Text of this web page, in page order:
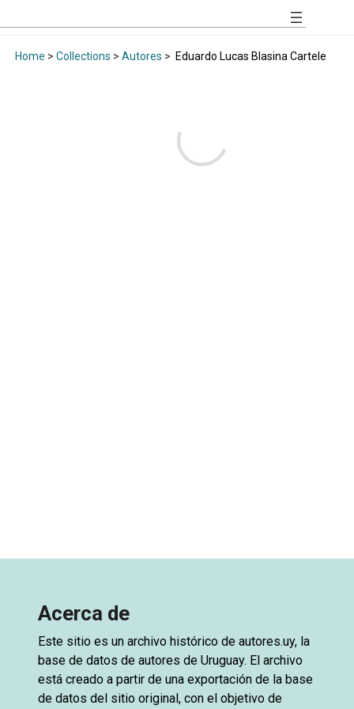
Home > Collections > Autores > Eduardo Lucas Blasina Cartele
Acerca de
Este sitio es un archivo histórico de autores.uy, la
base de datos de autores de Uruguay. El archivo
está creado a partir de una exportación de la base
de datos del sitio original, con el objetivo de